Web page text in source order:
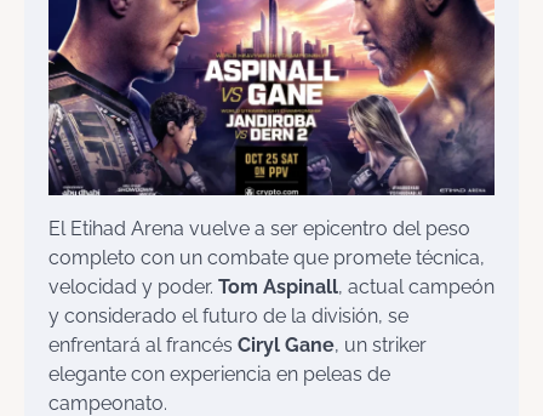
El Etihad Arena vuelve a ser epicentro del peso
completo con un combate que promete técnica,
velocidad y poder. Tom Aspinall, actual campeón
y considerado el futuro de la división, se
enfrentará al francés Ciryl Gane, un striker
elegante con experiencia en peleas de
campeonato.